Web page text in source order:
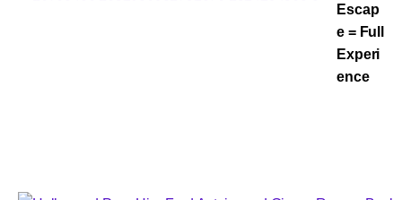
Escap
e = Full
Experi
ence